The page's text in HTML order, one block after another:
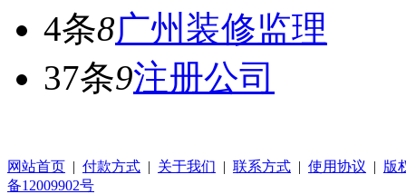
4条8广州装修监理
37条9注册公司
网站首页 | 付款方式 | 关于我们 | 联系方式 | 使用协议 | 版
备12009902号